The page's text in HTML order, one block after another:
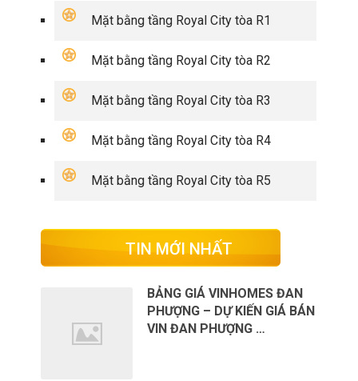
Mặt bằng tầng Royal City tòa R1
Mặt bằng tầng Royal City tòa R2
Mặt bằng tầng Royal City tòa R3
Mặt bằng tầng Royal City tòa R4
Mặt bằng tầng Royal City tòa R5
TIN MỚI NHẤT
BẢNG GIÁ VINHOMES ĐAN
PHƯỢNG – DỰ KIẾN GIÁ BÁN
VIN ĐAN PHƯỢNG …